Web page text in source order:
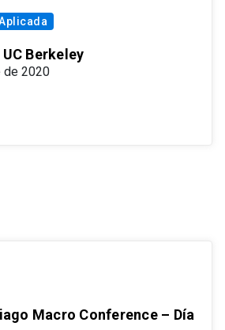
Berkeley
de 2020
Macro Conference – Día